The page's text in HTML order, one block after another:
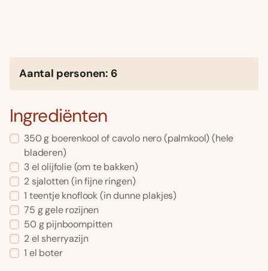
Aantal personen: 6
Ingrediënten
350 g boerenkool of cavolo nero (palmkool) (hele
bladeren)
3 el olijfolie (om te bakken)
2 sjalotten (in fijne ringen)
1 teentje knoflook (in dunne plakjes)
75 g gele rozijnen
50 g pijnboompitten
2 el sherryazijn
1 el boter